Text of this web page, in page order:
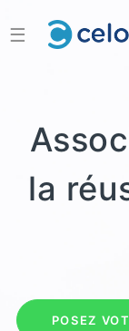
☰
la
POSEZ